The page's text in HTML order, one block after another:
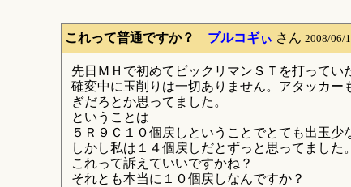
これって普通ですか？ プルコギぃ さん 2008/06/
先日ＭＨで初めてビックリマンＳＴを打ってい
確変中に玉削りは一切ありません。アタッカ
ぎだろとか思ってました。
ということは
５Ｒ９Ｃ１０個戻しということでとても出玉少
しかし私は１４個戻しだとずっと思ってました。
これって訴えていいですかね？
それとも本当に１０個戻しなんですか？